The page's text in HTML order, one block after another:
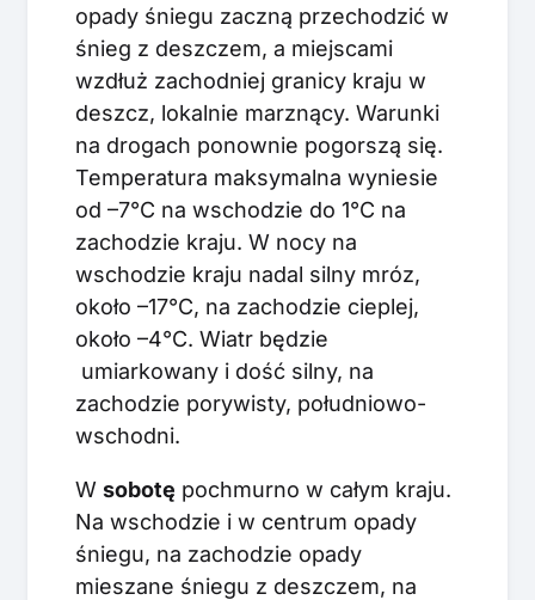
opady śniegu zaczną przechodzić w
śnieg z deszczem, a miejscami
wzdłuż zachodniej granicy kraju w
deszcz, lokalnie marznący. Warunki
na drogach ponownie pogorszą się.
Temperatura maksymalna wyniesie
od –7°C na wschodzie do 1°C na
zachodzie kraju. W nocy na
wschodzie kraju nadal silny mróz,
około –17°C, na zachodzie cieplej,
około –4°C. Wiatr będzie
umiarkowany i dość silny, na
zachodzie porywisty, południowo-
wschodni.
W sobotę pochmurno w całym kraju.
Na wschodzie i w centrum opady
śniegu, na zachodzie opady
mieszane śniegu z deszczem, na